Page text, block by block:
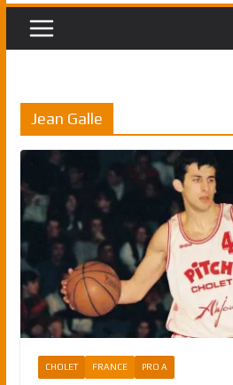
Rudy Gobert,
Jean Galle
CHOLET FRANCE PRO A